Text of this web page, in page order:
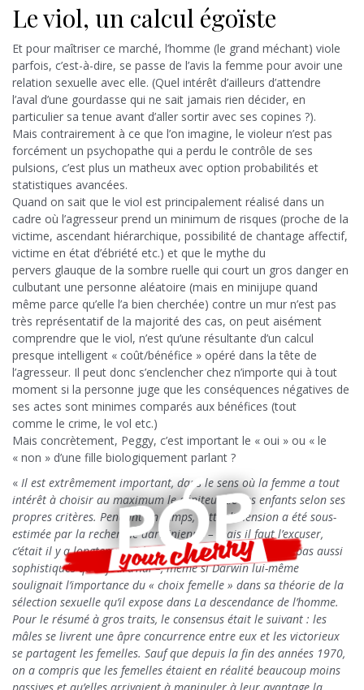
Le viol, un calcul égoïste
Et pour maîtriser ce marché, l’homme (le grand méchant) viole
parfois, c’est-à-dire, se passe de l’avis la femme pour avoir une
relation sexuelle avec elle. (Quel intérêt d’ailleurs d’attendre
l’aval d’une gourdasse qui ne sait jamais rien décider, en
particulier sa tenue avant d’aller sortir avec ses copines ?).
Mais contrairement à ce que l’on imagine, le violeur n’est pas
forcément un psychopathe qui a perdu le contrôle de ses
pulsions, c’est plus un matheux avec option probabilités et
statistiques avancées.
Quand on sait que le viol est principalement réalisé dans un
cadre où l’agresseur prend un minimum de risques (proche de la
victime, ascendant hiérarchique, possibilité de chantage affectif,
victime en état d’ébriété etc.) et que le mythe du
pervers glauque de la sombre ruelle qui court un gros danger en
culbutant une personne aléatoire (mais en minijupe quand
même parce qu’elle l’a bien cherchée) contre un mur n’est pas
très représentatif de la majorité des cas, on peut aisément
comprendre que le viol, n’est qu’une résultante d’un calcul
presque intelligent « coût/bénéfice » opéré dans la tête de
l’agresseur. Il peut donc s’enclencher chez n’importe qui à tout
moment si la personne juge que les conséquences négatives de
ses actes sont minimes comparés aux bénéfices (tout
comme le crime, le vol etc.)
Mais concrètement, Peggy, c’est important le « oui » ou « le
« non » d’une fille biologiquement parlant ?
« Il est extrêmement important, dans le sens où la femme a tout
intérêt à choisir au maximum le géniteur de ses enfants selon ses
propres critères. Pendant un temps, cette dimension a été sous-
estimée par la recherche darwinienne – mais il faut l’excuser,
c’était il y a longtemps et les outils techniques n’étaient pas aussi
sophistiqués qu’aujourd’hui –, même si Darwin lui-même
soulignait l’importance du « choix femelle » dans sa théorie de la
sélection sexuelle qu’il expose dans La descendance de l’homme.
Pour le résumé à gros traits, le consensus était le suivant : les
mâles se livrent une âpre concurrence entre eux et les victorieux
se partagent les femelles. Sauf que depuis la fin des années 1970,
on a compris que les femelles étaient en réalité beaucoup moins